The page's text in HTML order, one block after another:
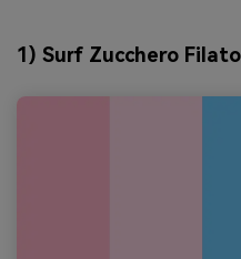
1) Surf Zucchero Filato